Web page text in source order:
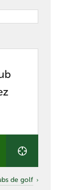
de golf